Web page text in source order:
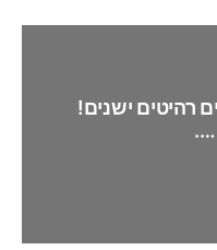
רהיטים ישנים!